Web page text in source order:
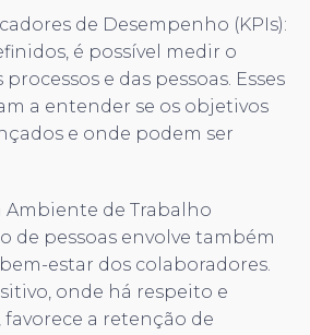
de Desempenho (KPIs):
é possível medir o
e das pessoas. Esses
a entender se os objetivos
e onde podem ser
Ambiente de Trabalho
de pessoas envolve também
estar dos colaboradores.
onde há respeito e
a retenção de